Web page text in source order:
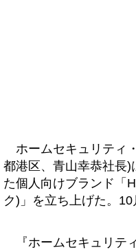
ホームセキュリティ
都港区、青山幸恭社長)
た個人向けブランド「
ク)」を立ち上げた。10
『ホームセキュリテ